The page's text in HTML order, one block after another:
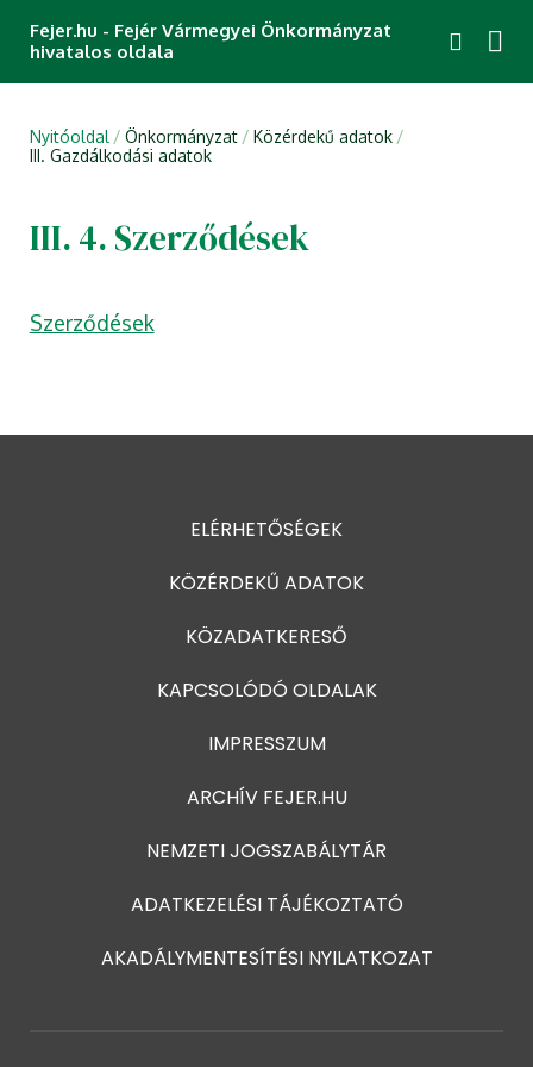
Fejer.hu - Fejér Vármegyei Önkormányzat
hivatalos oldala
Nyitóoldal Önkormányzat
Közérdekű adatok
III. Gazdálkodási adatok
III. 4. Szerződések
Szerződések
ELÉRHETŐSÉGEK
KÖZÉRDEKŰ ADATOK
KÖZADATKERESŐ
KAPCSOLÓDÓ OLDALAK
IMPRESSZUM
ARCHÍV FEJER.HU
NEMZETI JOGSZABÁLYTÁR
ADATKEZELÉSI TÁJÉKOZTATÓ
AKADÁLYMENTESÍTÉSI NYILATKOZAT